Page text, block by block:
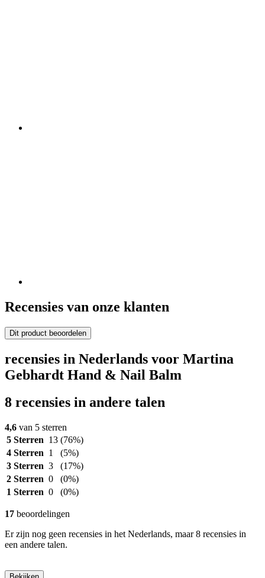
Recensies van onze klanten
Dit product beoordelen
recensies in Nederlands voor Martina
Gebhardt Hand & Nail Balm
8 recensies in andere talen
4,6 van 5 sterren
5 Sterren 13 (76%)
4 Sterren 1
(5%)
3 Sterren 3
(17%)
2 Sterren 0
(0%)
1 Sterren 0 (0%)
17 beoordelingen
Er zijn nog geen recensies in het Nederlands, maar 8 recensies in
een andere talen.